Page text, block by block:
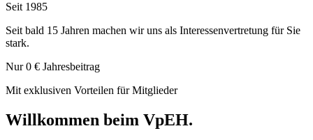
Seit 1985
Seit bald 15 Jahren machen wir uns als Interessenvertretung für Sie
stark.
Nur0 € Jahresbeitrag
Mit exklusiven Vorteilen für Mitglieder
Willkommen beim VpEH.